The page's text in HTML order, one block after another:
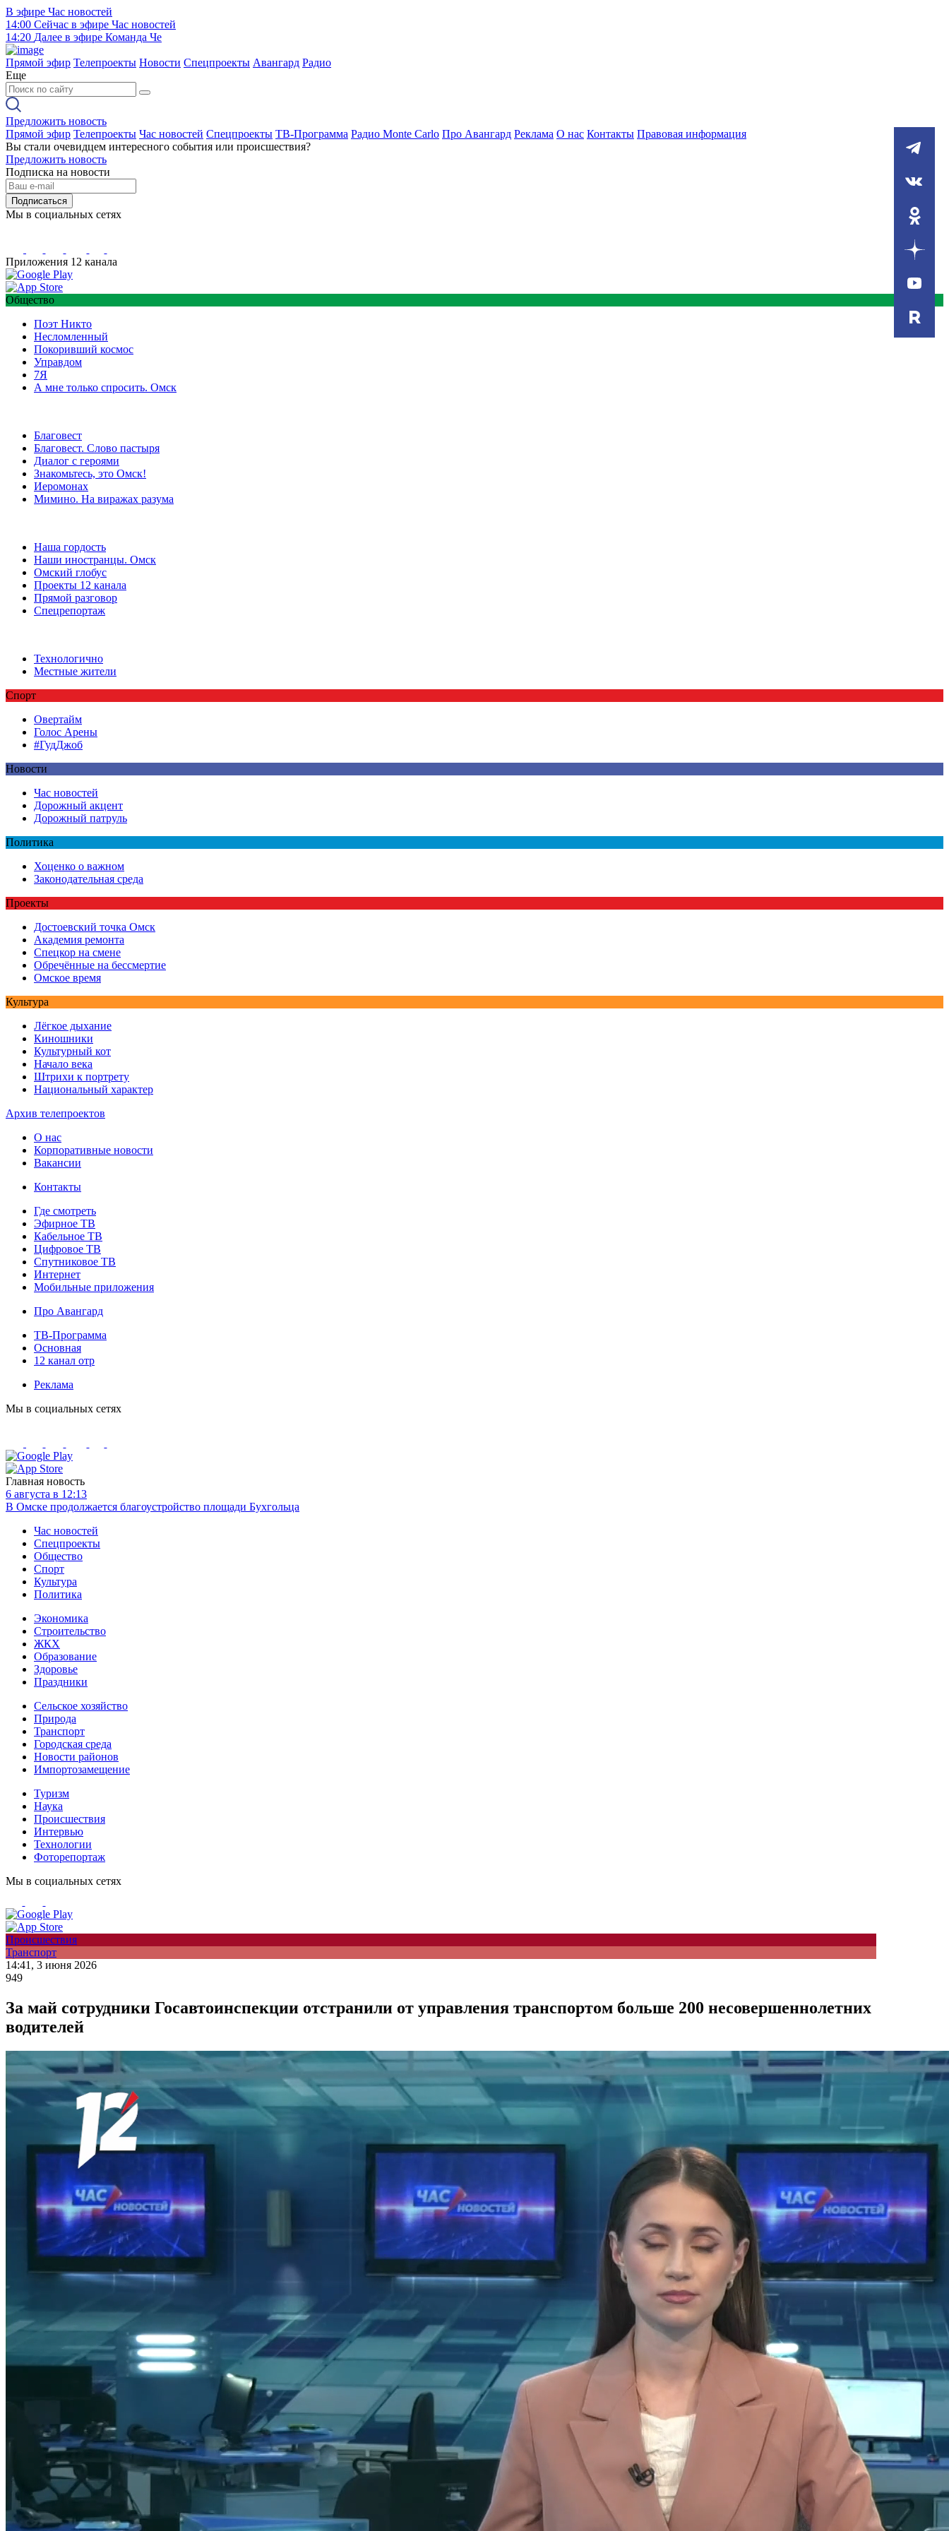
В эфире Час новостей
14:00 Сейчас в эфире Час новостей
14:20 Далее в эфире Команда Че
Прямой эфир Телепроекты Новости Спецпроекты Авангард Радио
Еще
Предложить новость
Прямой эфир Телепроекты Час новостей Спецпроекты ТВ-Программа Радио Monte Carlo Про Авангард Реклама О нас Контакты Правовая информация
Вы стали очевидцем интересного события или происшествия?
Предложить новость
Подписка на новости
Подписаться
Мы в социальных сетях
Приложения 12 канала
Общество
Поэт Никто
Несломленный
Покоривший космос
Управдом
7Я
А мне только спросить. Омск
Благовест
Благовест. Слово пастыря
Диалог с героями
Знакомьтесь, это Омск!
Иеромонах
Мимино. На виражах разума
Наша гордость
Наши иностранцы. Омск
Омский глобус
Проекты 12 канала
Прямой разговор
Спецрепортаж
Технологично
Местные жители
Спорт
Овертайм
Голос Арены
#ГудДжоб
Новости
Час новостей
Дорожный акцент
Дорожный патруль
Политика
Хоценко о важном
Законодательная среда
Проекты
Достоевский точка Омск
Академия ремонта
Спецкор на смене
Обречённые на бессмертие
Омское время
Культура
Лёгкое дыхание
Киношники
Культурный кот
Начало века
Штрихи к портрету
Национальный характер
Архив телепроектов
О нас
Корпоративные новости
Вакансии
Контакты
Где смотреть
Эфирное ТВ
Кабельное ТВ
Цифровое ТВ
Спутниковое ТВ
Интернет
Мобильные приложения
Про Авангард
ТВ-Программа
Основная
12 канал отр
Реклама
Мы в социальных сетях
Главная новость
6 августа в 12:13
В Омске продолжается благоустройство площади Бухгольца
Час новостей
Спецпроекты
Общество
Спорт
Культура
Политика
Экономика
Строительство
ЖКХ
Образование
Здоровье
Праздники
Сельское хозяйство
Природа
Транспорт
Городская среда
Новости районов
Импортозамещение
Туризм
Наука
Происшествия
Интервью
Технологии
Фоторепортаж
Мы в социальных сетях
Происшествия
Транспорт
14:41, 3 июня 2026
949
За май сотрудники Госавтоинспекции отстранили от управления транспортом больше 200 несовершеннолетних
водителей